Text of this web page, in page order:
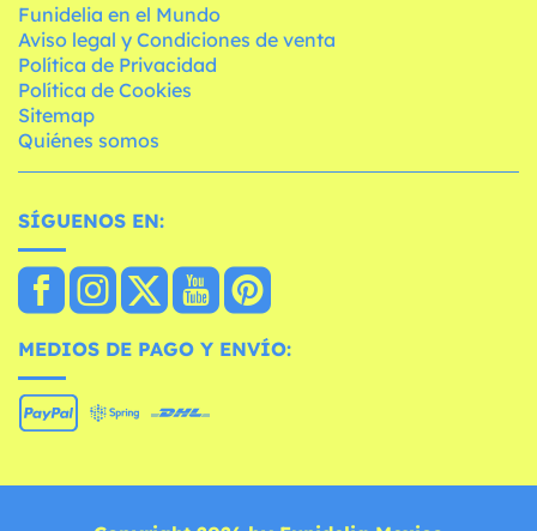
Funidelia en el Mundo
Aviso legal y Condiciones de venta
Política de Privacidad
Política de Cookies
Sitemap
Quiénes somos
SÍGUENOS EN:
MEDIOS DE PAGO Y ENVÍO: